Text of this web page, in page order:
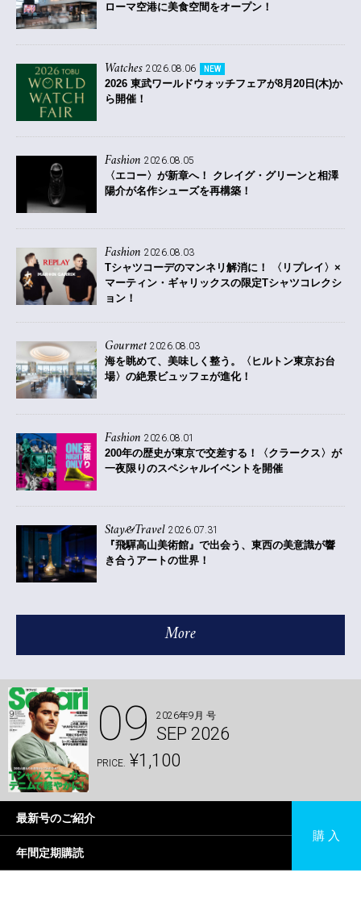
ローマ空港に美食空間をオープン！
Watches 2026.08.06 NEW
2026 東武ワールドウォッチフェアが8月20日(木)か
ら開催！
Fashion 2026.08.05
〈エコー〉が新章へ！ クレイグ・グリーンと相澤
陽介が名作シューズを再構築！
Fashion 2026.08.03
Tシャツコーデのマンネリ解消に！ 〈リプレイ〉×
マーティン・ギャリックスの限定Tシャツコレクシ
ョン！
Gourmet 2026.08.03
海を眺めて、美味しく整う。〈ヒルトン東京お台
場〉の絶景ビュッフェが進化！
Fashion 2026.08.01
200年の歴史が東京で交差する！〈クラークス〉が
一夜限りのスペシャルイベントを開催
Stay&Travel 2026.07.31
『飛驒高山美術館』で出会う、東西の美意識が響
き合うアートの世界！
More
09 2026年9月 号
SEP 2026
PRICE. ¥1,100
最新号のご紹介
年間定期購読
購 入